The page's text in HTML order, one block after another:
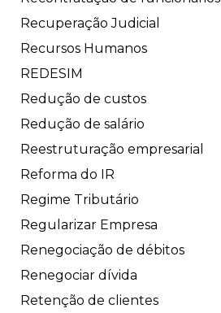
Recuperação Judicial
Recursos Humanos
REDESIM
Redução de custos
Redução de salário
Reestruturação empresarial
Reforma do IR
Regime Tributário
Regularizar Empresa
Renegociação de débitos
Renegociar dívida
Retenção de clientes